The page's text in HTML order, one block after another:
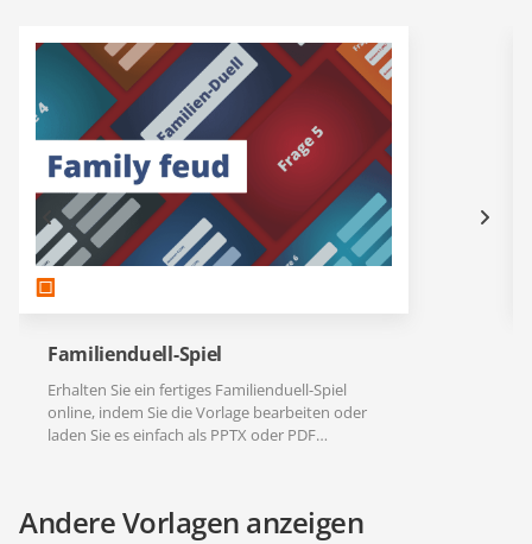
Familienduell-Spiel
Erhalten Sie ein fertiges Familienduell-Spiel
online, indem Sie die Vorlage bearbeiten oder
laden Sie es einfach als PPTX oder PDF
Andere Vorlagen anzeigen